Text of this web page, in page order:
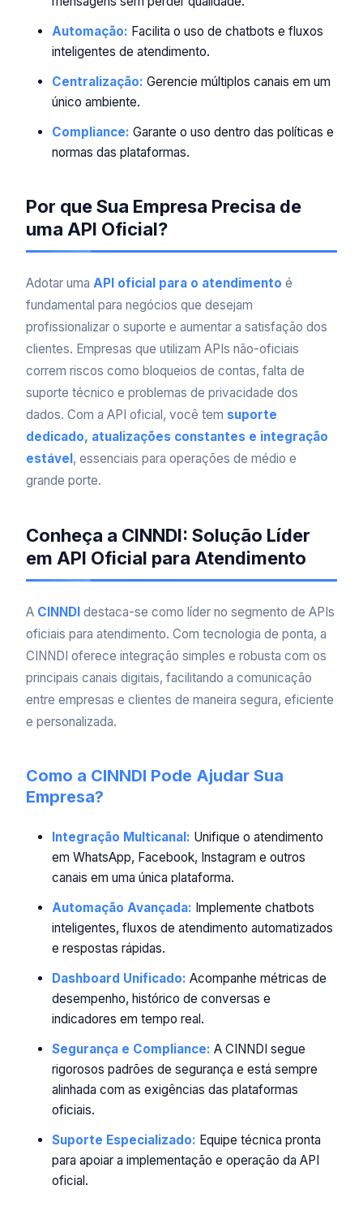
Automação: Facilita o uso de chatbots e fluxos
inteligentes de atendimento.
Centralização: Gerencie múltiplos canais em um
único ambiente.
Compliance: Garante o uso dentro das políticas e
normas das plataformas.
Por que Sua Empresa Precisa de
uma API Oficial?
Adotar uma API oficial para o atendimento é
fundamental para negócios que desejam
profissionalizar o suporte e aumentar a satisfação dos
clientes. Empresas que utilizam APIs não-oficiais
correm riscos como bloqueios de contas, falta de
suporte técnico e problemas de privacidade dos
dados. Com a API oficial, você tem suporte
dedicado, atualizações constantes e integração
estável, essenciais para operações de médio e
grande porte.
Conheça a CINNDI: Solução Líder
em API Oficial para Atendimento
A CINNDI destaca-se como líder no segmento de APIs
oficiais para atendimento. Com tecnologia de ponta, a
CINNDI oferece integração simples e robusta com os
principais canais digitais, facilitando a comunicação
entre empresas e clientes de maneira segura, eficiente
e personalizada.
Como a CINNDI Pode Ajudar Sua
Empresa?
Integração Multicanal: Unifique o atendimento
em WhatsApp, Facebook, Instagram e outros
canais em uma única plataforma.
Automação Avançada: Implemente chatbots
inteligentes, fluxos de atendimento automatizados
e respostas rápidas.
Dashboard Unificado: Acompanhe métricas de
desempenho, histórico de conversas e
indicadores em tempo real.
Segurança e Compliance: A CINNDI segue
rigorosos padrões de segurança e está sempre
alinhada com as exigências das plataformas
oficiais.
Suporte Especializado: Equipe técnica pronta
para apoiar a implementação e operação da API
oficial.